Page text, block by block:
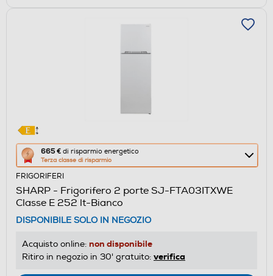
665 € di risparmio energetico
Terza classe di risparmio
Questa
azione
aprirà
il
Calcolatore
di
risparmio
energetico
FRIGORIFERI
SHARP - Frigorifero 2 porte SJ-FTA03ITXWE
Classe E 252 lt-Bianco
DISPONIBILE SOLO IN NEGOZIO
Acquisto online: non disponibile
Ritiro in negozio in 30' gratuito: verifica